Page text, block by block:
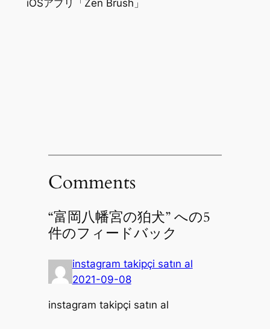
iOSアプリ「Zen Brush」
Comments
“富岡八幡宮の狛犬” への5
件のフィードバック
instagram takipçi satın al
2021-09-08
instagram takipçi satın al